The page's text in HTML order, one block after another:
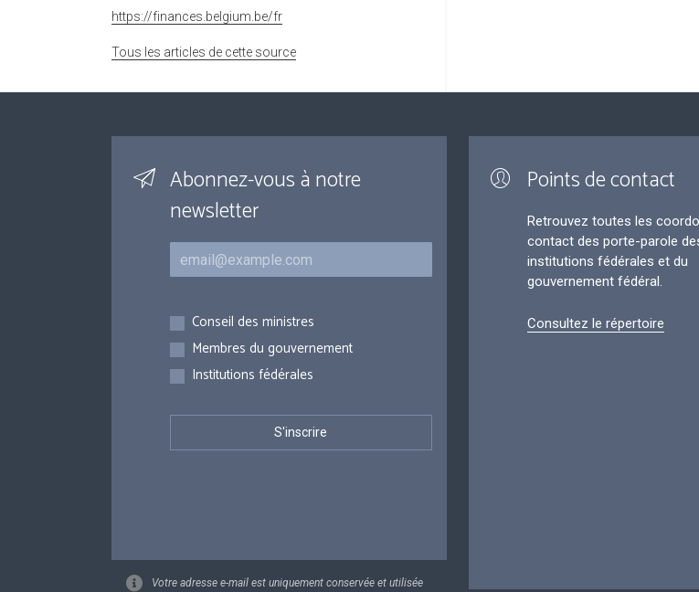
https://finances.belgium.be/fr
Tous les articles de cette source
Abonnez-vous à notre
newsletter
Courriel
Inscriptions
Conseil des ministres
Membres du gouvernement
Institutions fédérales
Votre adresse e-mail est uniquement conservée et utilisée
Points de contact
Retrouvez toutes les
contact des porte-parole
institutions fédérales et du
gouvernement fédéral.
Consultez le répertoire